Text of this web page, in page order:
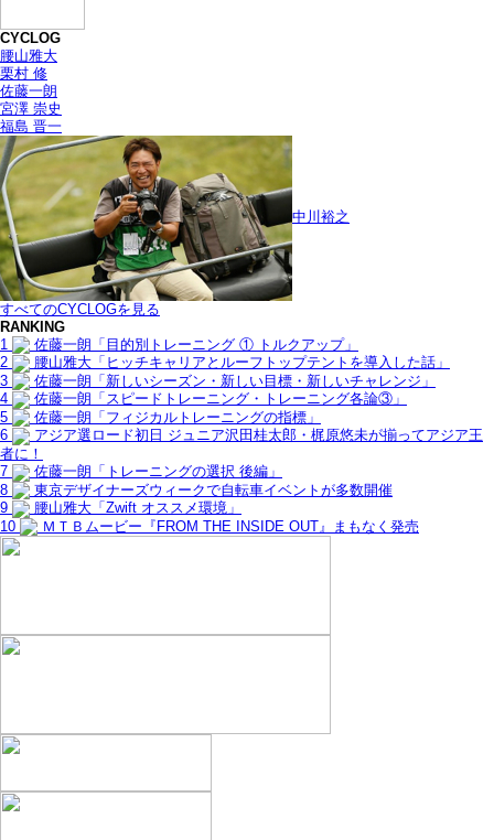
CYCLOG
腰山雅大
栗村 修
佐藤一朗
宮澤 崇史
福島 晋一
中川裕之
すべてのCYCLOGを見る
RANKING
1
佐藤一朗「目的別トレーニング ① トルクアップ」
2
腰山雅大「ヒッチキャリアとルーフトップテントを導入した話」
3
佐藤一朗「新しいシーズン・新しい目標・新しいチャレンジ」
4
佐藤一朗「スピードトレーニング・トレーニング各論③」
5
佐藤一朗「フィジカルトレーニングの指標」
6
アジア選ロード初日 ジュニア沢田桂太郎・梶原悠未が揃ってアジア王
者に！
7
佐藤一朗「トレーニングの選択 後編」
8
東京デザイナーズウィークで自転車イベントが多数開催
9
腰山雅大「Zwift オススメ環境」
10
ＭＴＢムービー『FROM THE INSIDE OUT』まもなく発売